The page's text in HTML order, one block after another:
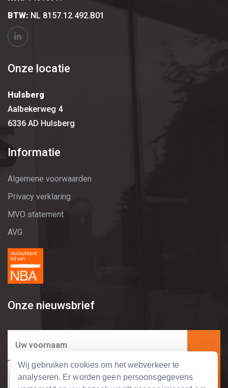
Wij gebruiken cookies om het webverkeer te
analyseren. Er worden geen persoonsgegevens
BTW: NL 8157.12.492.B01
Onze locatie
Hulsberg
Aalbekerweg 4
6336 AD Hulsberg
Informatie
Algemene voorwaarden
Privacy verklaring
MVO statement
AVG
Onze nieuwsbrief